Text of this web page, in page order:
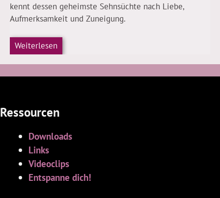
kennt dessen geheimste Sehnsüchte nach Liebe,
Aufmerksamkeit und Zuneigung.
Weiterlesen
Ressourcen
Downloads
Links
Videoclips
Entspanne dich!